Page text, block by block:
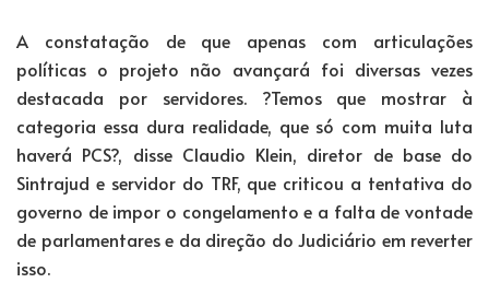
A constatação de que apenas com articulações
políticas o projeto não avançará foi diversas vezes
destacada por servidores. ?Temos que mostrar à
categoria essa dura realidade, que só com muita luta
haverá PCS?, disse Claudio Klein, diretor de base do
Sintrajud e servidor do TRF, que criticou a tentativa do
governo de impor o congelamento e a falta de vontade
de parlamentares e da direção do Judiciário em reverter
isso.